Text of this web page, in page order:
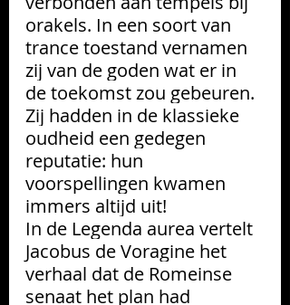
orakels. In een soort van
trance toestand vernamen
zij van de goden wat er in
de toekomst zou gebeuren.
Zij hadden in de klassieke
oudheid een gedegen
reputatie: hun
voorspellingen kwamen
immers altijd uit!
In de Legenda aurea vertelt
Jacobus de Voragine het
verhaal dat de Romeinse
senaat het plan had